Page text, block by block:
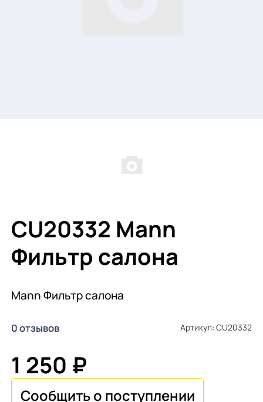
CU20332 Mann
Фильтр салона
Mann Фильтр салона
0 отзывов Артикул: CU20332
1 250 ₽